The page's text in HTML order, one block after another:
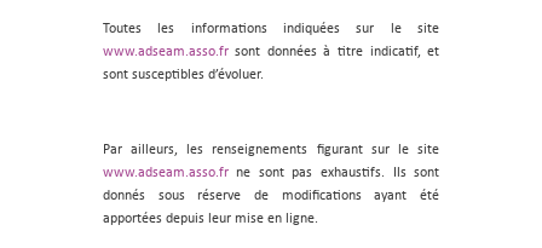
Toutes les informations indiquées sur le site
www.adseam.asso.frsont données à titre indicatif, et
sont susceptibles d’évoluer.
Par ailleurs, les renseignements figurant sur le site
www.adseam.asso.frne sont pas exhaustifs. Ils sont
donnés sous réserve de modifications ayant été
apportées depuis leur mise en ligne.